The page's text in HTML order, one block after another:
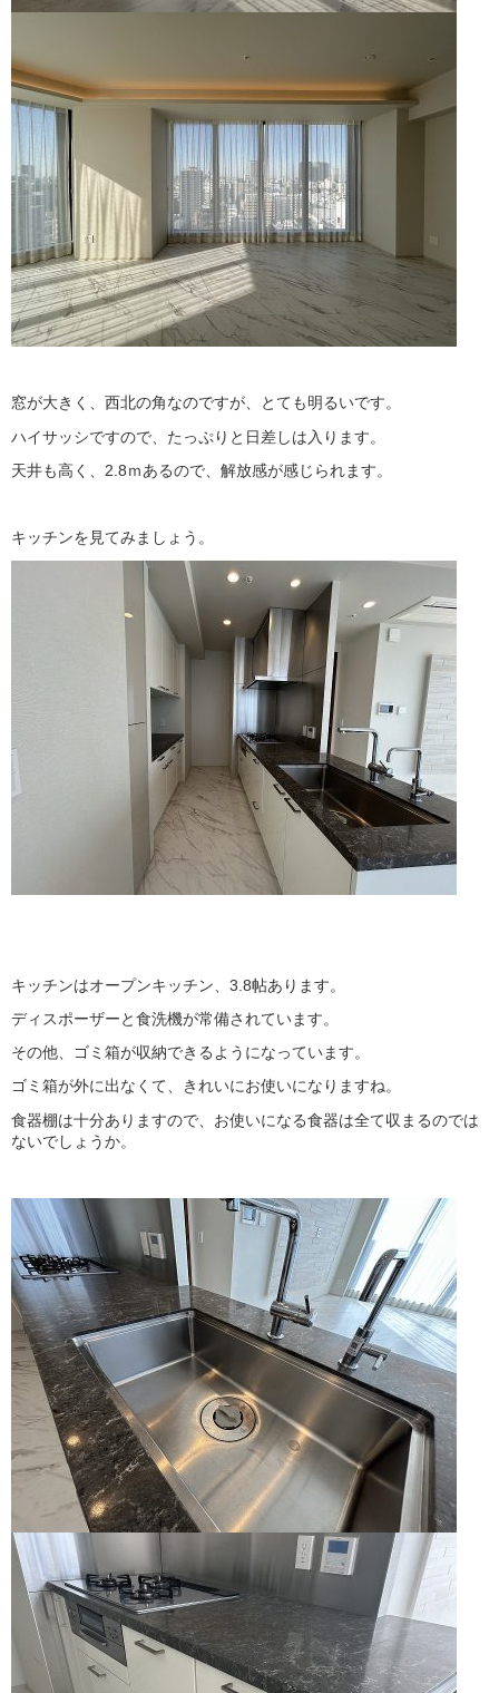
窓が大きく、西北の角なのですが、とても明るいです。
ハイサッシですので、たっぷりと日差しは入ります。
天井も高く、2.8ｍあるので、解放感が感じられます。
キッチンを見てみましょう。
キッチンはオープンキッチン、3.8帖あります。
ディスポーザーと食洗機が常備されています。
その他、ゴミ箱が収納できるようになっています。
ゴミ箱が外に出なくて、きれいにお使いになりますね。
食器棚は十分ありますので、お使いになる食器は全て収まるのでは
ないでしょうか。